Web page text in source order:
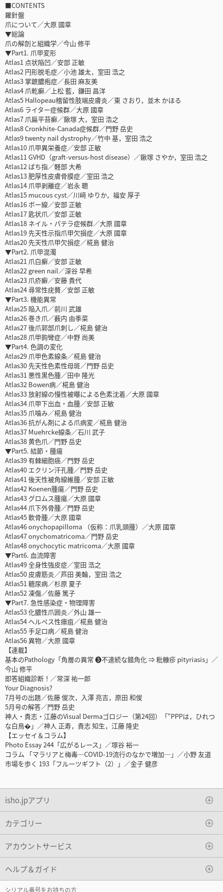
■CONTENTS
羅針盤
爪について／大原 國章
▼総論
爪の解剖と組織学／今山 修平
▼Part1. 爪甲変形
Atlas1 点状陥凹／安部 正敏
Atlas2 円形脱毛症／小池 雄太，室田 浩之
Atlas3 掌蹠膿疱症／長田 麻友美
Atlas4 爪乾癬／上松 藍，鎌田 昌洋
Atlas5 Hallopeau稽留性肢端皮膚炎／東 さおり，並木 かほる
Atlas6 ライター症候群／大原 國章
Atlas7 爪扁平苔癬／鍬塚 大，室田 浩之
Atlas8 Cronkhite-Canada症候群／門野 岳史
Atlas9 twenty nail dystrophy／竹中 基，室田 浩之
Atlas10 爪甲異栄養症／安部 正敏
Atlas11 GVHD（graft-versus-host disease）／鍬塚 さやか，室田 浩之
Atlas12 ばち指／軽部 大希
Atlas13 肥厚性皮膚骨膜症／室田 浩之
Atlas14 爪甲剥離症／岩永 聰
Atlas15 mucous cyst／川﨑 ゆりか，福安 厚子
Atlas16 ボー線／安部 正敏
Atlas17 匙状爪／安部 正敏
Atlas18 ネイル・パテラ症候群／大原 國章
Atlas19 先天性示指爪甲欠損症／大原 國章
Atlas20 先天性爪甲欠損症／椛島 健治
▼Part2. 爪甲混濁
Atlas21 爪白癬／安部 正敏
Atlas22 green nail／深谷 早希
Atlas23 爪疥癬／安藤 貴代
Atlas24 尋常性疣贅／安部 正敏
▼Part3. 機能異常
Atlas25 陥入爪／前川 武雄
Atlas26 巻き爪／薮内 由季菜
Atlas27 後爪郭部爪刺し／椛島 健治
Atlas28 爪甲鉤彎症／中野 尚美
▼Part4. 色調の変化
Atlas29 爪甲色素線条／椛島 健治
Atlas30 先天性色素性母斑／門野 岳史
Atlas31 悪性黒色腫／田中 隆光
Atlas32 Bowen病／椛島 健治
Atlas33 放射線の慢性被曝による色素沈着／大原 國章
Atlas34 爪甲下出血・血腫／安部 正敏
Atlas35 爪噛み／椛島 健治
Atlas36 抗がん剤による爪病変／椛島 健治
Atlas37 Muehrcke線条／石川 武子
Atlas38 黄色爪／門野 岳史
▼Part5. 結節・腫瘍
Atlas39 有棘細胞癌／門野 岳史
Atlas40 エクリン汗孔腫／門野 岳史
Atlas41 後天性被角線維腫／安部 正敏
Atlas42 Koenen腫瘍／門野 岳史
Atlas43 グロムス腫瘍／大原 國章
Atlas44 爪下外骨腫／門野 岳史
Atlas45 軟骨腫／大原 國章
Atlas46 onychopapilloma （仮称：爪乳頭腫）／大原 國章
Atlas47 onychomatricoma／門野 岳史
Atlas48 onychocytic matricoma／大原 國章
▼Part6. 血流障害
Atlas49 全身性強皮症／室田 浩之
Atlas50 皮膚筋炎／芦田 美輪，室田 浩之
Atlas51 糖尿病／杉原 夏子
Atlas52 凍傷／佐藤 篤子
▼Part7. 急性感染症・物理障害
Atlas53 化膿性爪囲炎／外山 雄一
Atlas54 ヘルペス性瘭疽／椛島 健治
Atlas55 手足口病／椛島 健治
Atlas56 異物／大原 國章
【連載】
基本のPathology「角層の異常 ❸不連続な錯角化 ⇒ 粃糠疹 pityriasis」／
今山 修平
即答組織診断！／常深 祐一郎
Your Diagnosis?
7月号の出題／佐藤 俊次，入澤 亮吉，原田 和俊
5月号の解答／門野 岳史
神人・貴志・江藤のVisual Dermaゴロジー（第24回）「“PPPは，ひれつ
な白鳥�」／神人 正寿，貴志 知生，江藤 隆史
【エッセイ＆コラム】
Photo Essay 244「広がるレース」／塚谷 裕一
コラム 「マラリアと梅毒─COVID-19流行のなかで増加─」／小野 友道
市場を歩く 193「フルーツギフト（2）」／金子 健彦
isho.jpアプリ
カテゴリー
アカウントサービス
ヘルプ＆ガイド
シリアル番号をお持ちの方